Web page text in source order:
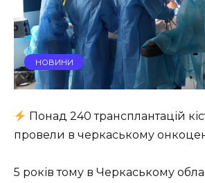
НОВИНИ
Понад 240 трансплантацій
провели в черкаському
5 років тому в Черкаському